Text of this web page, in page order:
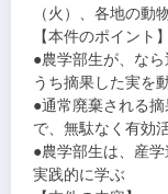
（火）、各地の動
【本件のポイント】
●農学部生が、な
うち摘果した実を
●通常廃棄される
で、無駄なく有効
●農学部生は、産
実践的に学ぶ